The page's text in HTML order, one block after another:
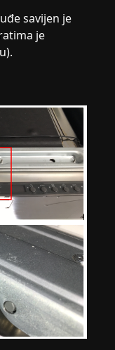
savijen je
je